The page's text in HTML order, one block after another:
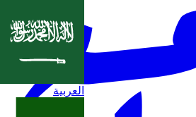
العربية